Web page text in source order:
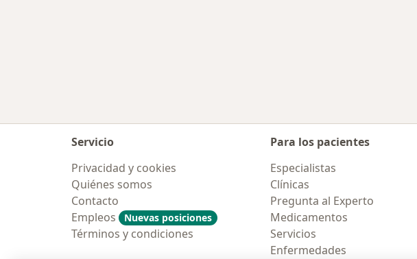
Servicio
Privacidad y cookies
Quiénes somos
Contacto
Empleos
Nuevas posiciones
Términos y condiciones
Para los pacientes
Especialistas
Clínicas
Pregunta al Experto
Medicamentos
Servicios
Enfermedades